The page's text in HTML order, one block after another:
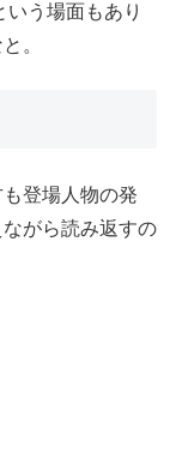
う場面もあり
。
登場人物の発
がら読み返すの